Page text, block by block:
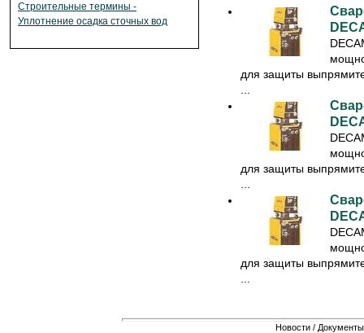
Строительные термины -
Уплотнение осадка сточных вод
для защиты
для защиты
для защиты
Новости / Документы